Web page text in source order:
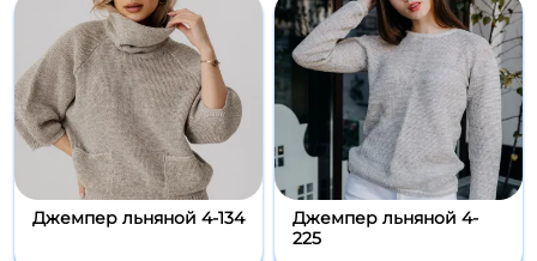
Джемпер льняной 4-134
Джемпер льняной 4-
225